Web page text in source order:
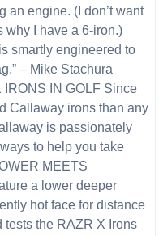
an engine. (I don’t want
why I have a 6-iron.)
smartly engineered to
– Mike Stachura
IN GOLF Since
Callaway irons than any
is passionately
to help you take
MEETS
a lower deeper
hot face for distance
tests the RAZR X Irons